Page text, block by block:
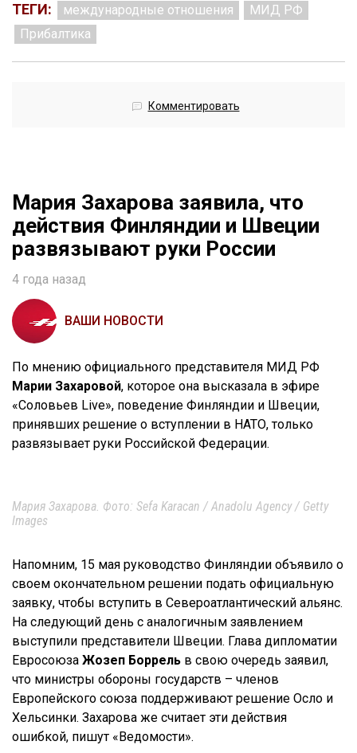
ТЕГИ: международные отношения
МИД РФ
Прибалтика
Комментировать
Мария Захарова заявила, что
действия Финляндии и Швеции
развязывают руки России
4 года назад
ВАШИ НОВОСТИ
По мнению официального представителя МИД РФ
Марии Захаровой, которое она высказала в эфире
«Соловьев Live», поведение Финляндии и Швеции,
принявших решение о вступлении в НАТО, только
развязывает руки Российской Федерации.
Мария Захарова. Фото: Sefa Karacan / Anadolu Agency / Getty
Images
Напомним, 15 мая руководство Финляндии объявило о
своем окончательном решении подать официальную
заявку, чтобы вступить в Североатлантический альянс.
На следующий день с аналогичным заявлением
выступили представители Швеции. Глава дипломатии
Евросоюза Жозеп Боррель в свою очередь заявил,
что министры обороны государств – членов
Европейского союза поддерживают решение Осло и
Хельсинки. Захарова же считает эти действия
ошибкой, пишут «Ведомости».